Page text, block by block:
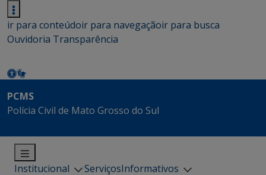
ir para conteúdoir para navegaçãoir para busca
Ouvidoria Transparência
PCMS
Polícia Civil de Mato Grosso do Sul
Institucional ServiçosInformativos